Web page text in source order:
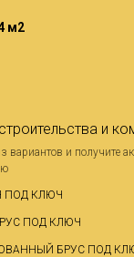
м2
и
вариантов и получите
ПОД КЛЮЧ
ПОД КЛЮЧ
БРУС ПОД